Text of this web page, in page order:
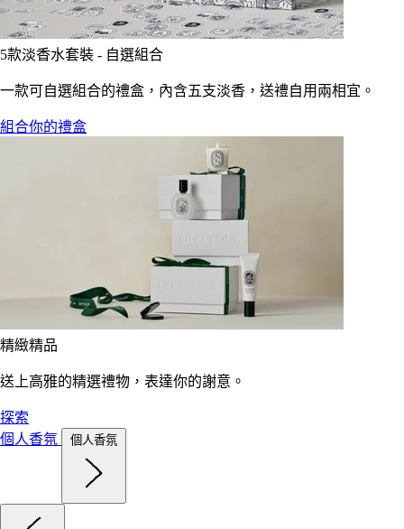
5款淡香水套裝 - 自選組合
一款可自選組合的禮盒，內含五支淡香，送禮自用兩相宜。
組合你的禮盒
精緻精品
送上高雅的精選禮物，表達你的謝意。
探索
個人香氛
個人香氛